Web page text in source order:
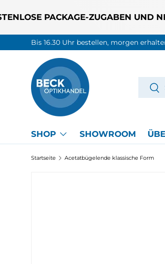
DIREKT ZUM INHALT
PACKAGE-ZUGABEN UND NEUE
Bis 16.30 Uhr bestellen, morgen
Suchen
SHOP SHOWROOM
Startseite Acetatbügelende klassische Form